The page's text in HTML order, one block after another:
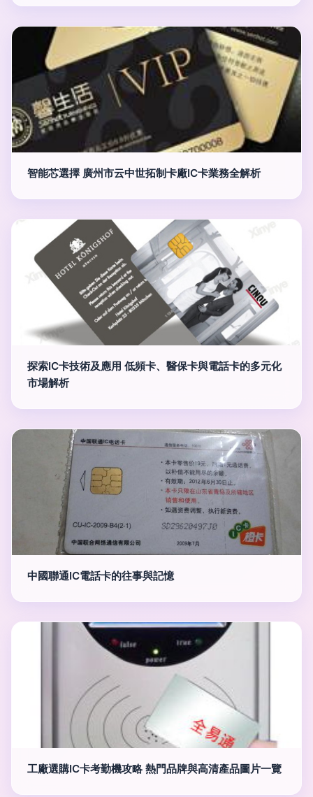
智能芯選擇 廣州市云中世拓制卡廠IC卡業務全解析
探索IC卡技術及應用 低頻卡、醫保卡與電話卡的多元化
市場解析
中國聯通IC電話卡的往事與記憶
工廠選購IC卡考勤機攻略 熱門品牌與高清產品圖片一覽